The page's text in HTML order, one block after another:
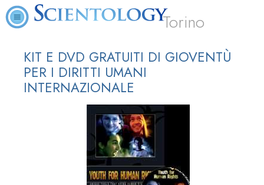
Torino
KIT E DVD GRATUITI DI GIOVENTÙ
PER I DIRITTI UMANI
INTERNAZIONALE